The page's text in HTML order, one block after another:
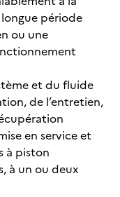
longue période
ou une
et du fluide
de l’entretien,
en service et
à piston
à un ou deux